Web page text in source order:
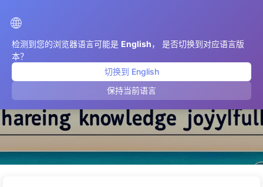
🌐
检测到您的浏览器语言可能是 English， 是否切换到对应语言版
本？
切换到 English
保持当前语言
Företagsinnovation